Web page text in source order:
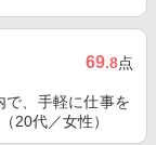
69.8点
、手軽に仕事を
20代／女性）